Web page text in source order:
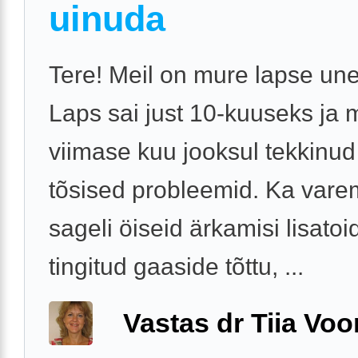
uinuda
Tere! Meil on mure lapse
Laps sai just 10-kuuseks ja
viimase kuu jooksul
tõsised probleemid. Ka
sageli öiseid ärkamisi
tingitud gaaside tõttu, ...
Vastas dr Tiia